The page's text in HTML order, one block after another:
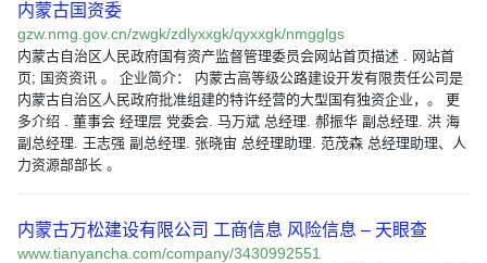
内蒙古国资委
gzw.nmg.gov.cn/zwgk/zdlyxxgk/qyxxgk/nmgglgs
内蒙古自治区人民政府国有资产监督管理委员会网站首页描述 . 网站首
页; 国资资讯 。 企业简介： 内蒙古高等级公路建设开发有限责任公司是
内蒙古自治区人民政府批准组建的特许经营的大型国有独资企业，。 更
多介绍 . 董事会 经理层 党委会. 马万斌 总经理. 郝振华 副总经理. 洪 海
副总经理. 王志强 副总经理. 张晓宙 总经理助理. 范茂森 总经理助理、人
力资源部部长 。
内蒙古万松建设有限公司 工商信息 风险信息 – 天眼查
www.tianyancha.com/company/3430992551